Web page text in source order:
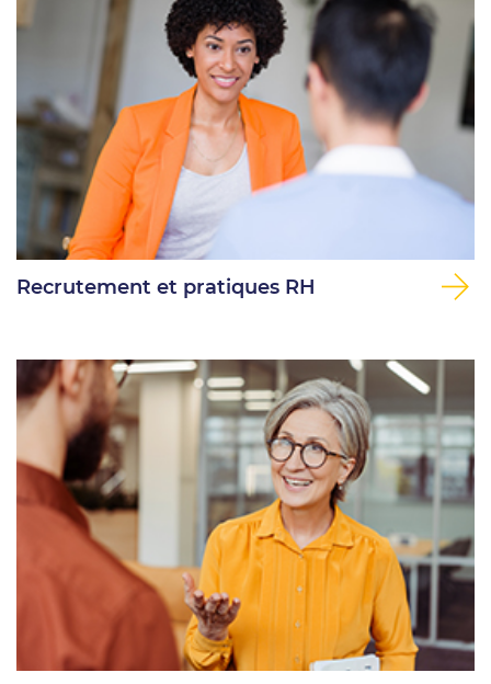
Recrutement et pratiques RH